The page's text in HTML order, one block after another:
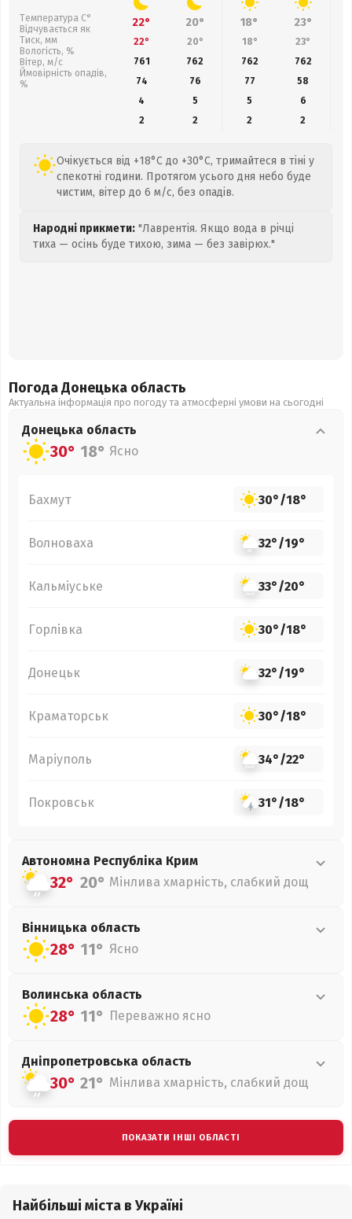
Температура С°
Відчувається як
Тиск, мм
Вологість, %
Вітер, м/с
Ймовірність опадів,
%
22° 20° 18° 23°
22° 20° 18° 23°
761
762 762 762
74
76 77 58
4
5 5
6
2
2 2 2
Очікується від +18°C до +30°C, тримайтеся в тіні у
спекотні години. Протягом усього дня небо буде
чистим, вітер до 6 м/с, без опадів.
Народні прикмети: "Лаврентія. Якщо вода в річці
тиха — осінь буде тихою, зима — без завірюх."
Погода Донецька область
Актуальна інформація про погоду та атмосферні умови на сьогодні
Донецька область
30° 18° Ясно
Бахмут 30°/18°
Волноваха 32°/19°
Кальміуське 33°/20°
Горлівка 30°/18°
Донецьк 32°/19°
Краматорськ 30°/18°
Маріуполь 34°/22°
Покровськ 31°/18°
Автономна Республіка Крим
32° 20° Мінлива хмарність, слабкий дощ
Вінницька область
28° 11° Ясно
Волинська область
28° 11° Переважно ясно
Дніпропетровська область
30° 21° Мінлива хмарність, слабкий дощ
ПОКАЗАТИ ІНШІ ОБЛАСТІ
Найбільші міста в Україні